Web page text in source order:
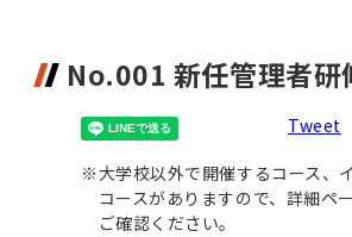
No.001 新任管理者研
Tweet
※大学校以外で開催するコース、
コースがありますので、詳細ペ
ご確認ください。